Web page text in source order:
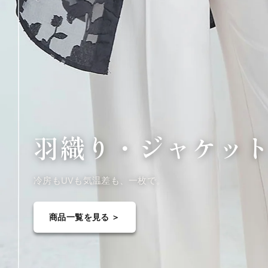
羽織り・ ジャケッ
冷房もUVも気温差も、一枚で。
商品一覧を見る ＞